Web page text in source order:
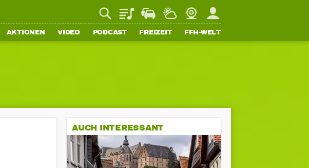
PlaylistStaupilotWetterWebcamMein FFH
AKTIONEN VIDEO PODCAST FREIZEIT FFH-WELT
AUCH INTERESSANT